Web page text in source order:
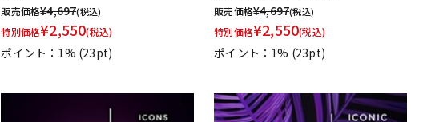
販売価格¥4,697(税込)
特別価格¥2,550(税込)
ポイント：1% (23pt)
販売価格¥4,697(税込)
特別価格¥2,550(税込)
ポイント：1% (23pt)